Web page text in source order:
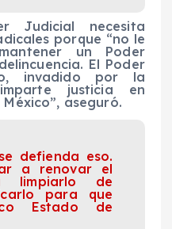
Judicial necesita
porque “no le
un Poder
El Poder
invadido por la
justicia en
aseguró.
defienda eso.
a renovar el
limpiarlo de
para que
Estado de